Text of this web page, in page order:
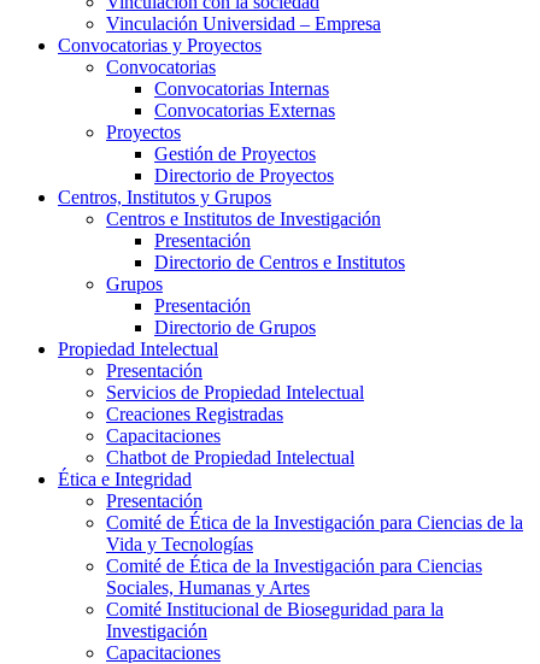
Vinculación Universidad – Empresa
Convocatorias y Proyectos
Convocatorias
Convocatorias Internas
Convocatorias Externas
Proyectos
Gestión de Proyectos
Directorio de Proyectos
Centros, Institutos y Grupos
Centros e Institutos de Investigación
Presentación
Directorio de Centros e Institutos
Grupos
Presentación
Directorio de Grupos
Propiedad Intelectual
Presentación
Servicios de Propiedad Intelectual
Creaciones Registradas
Capacitaciones
Chatbot de Propiedad Intelectual
Ética e Integridad
Presentación
Comité de Ética de la Investigación para Ciencias de la
Vida y Tecnologías
Comité de Ética de la Investigación para Ciencias
Sociales, Humanas y Artes
Comité Institucional de Bioseguridad para la
Investigación
Capacitaciones